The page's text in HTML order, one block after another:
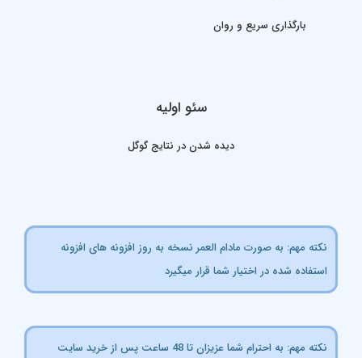
بارگذاری سریع و روان
سئو اولیه
دیده شدن در نتایج گوگل
مهم: به صورت مادام العمر نسخه به روز افزونه های افزونه
شده در اختیار شما قرار میگیرد
نکته مهم: به احترام شما عزیزان تا 48 ساعت پس از خرید سایت